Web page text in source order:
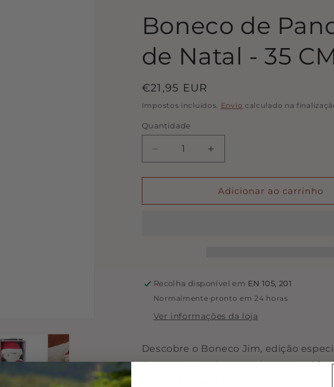
Boneco de
de Natal - 35
Preço
normal
€21,95 EUR
Impostos incluídos. Envio calculado na
Quantidade
Quantidade
Diminuir
a
quantidade
Boneco
Natal
-
35
Aumentar
a
quantidade
de
Boneco
Natal
-
35
Adicionar ao carrinho
Recolha disponível em EN 105, 201
Normalmente pronto em 24 horas
Ver informações da loja
Descobre o Boneco Jim, edição
Este pequeno boneco de pano vai